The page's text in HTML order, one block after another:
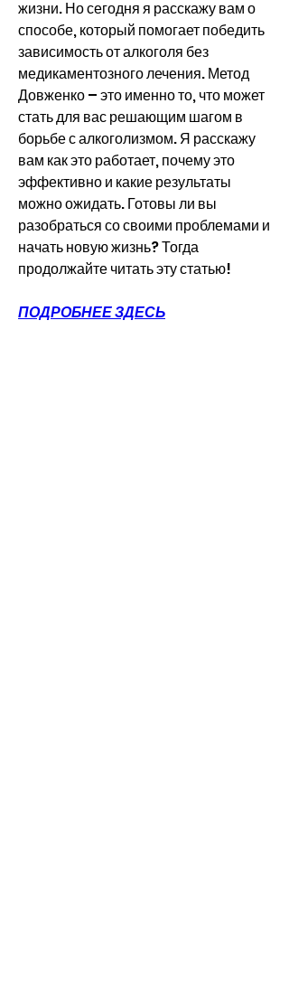
жизни. Но сегодня я расскажу вам о
способе, который помогает победить
зависимость от алкоголя без
медикаментозного лечения. Метод
Довженко – это именно то, что может
стать для вас решающим шагом в
борьбе с алкоголизмом. Я расскажу
вам как это работает, почему это
эффективно и какие результаты
можно ожидать. Готовы ли вы
разобраться со своими проблемами и
начать новую жизнь? Тогда
продолжайте читать эту статью!
ПОДРОБНЕЕ ЗДЕСЬ